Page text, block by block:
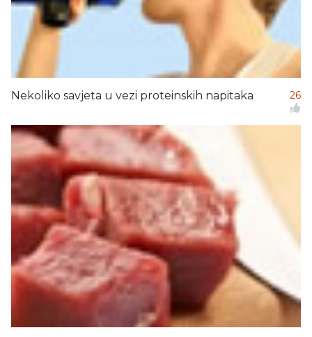
Nekoliko savjeta u vezi proteinskih napitaka 26